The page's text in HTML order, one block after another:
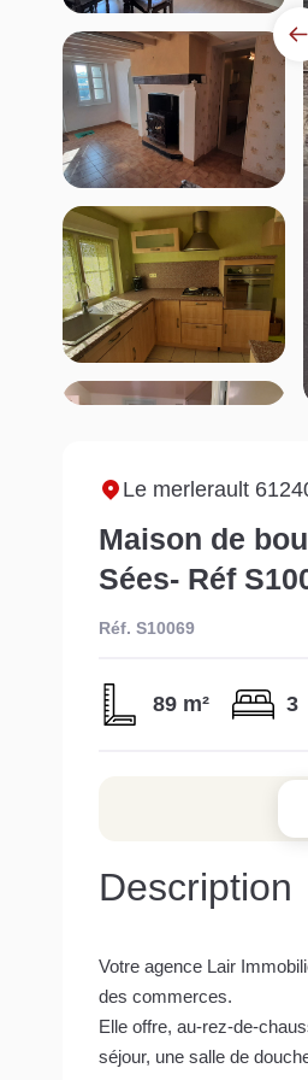
Le merlerault
Maison de
Sées- Réf
Réf. S10069
89 m² 3
Description
Votre agence Lair
des commerces.
Elle offre, au-rez-de-
séjour, une salle de